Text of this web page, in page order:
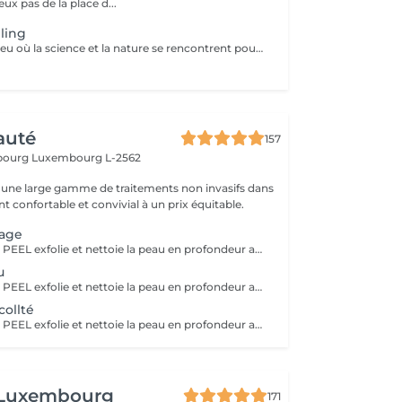
pas de la place d...
Bio phyto est le lieu où la science et la nature se rencontrent pour créer des produits aux qualités uniques et aux résultats exceptionnels. Le Peeling profond est un complexe botanique et acide salicylique hautement purifiant, oxygénant, coup d'éclat immédiat. Pour tous types de peau, efficace sur les pores dilatés, impuretés et imperfections, tâches pigmentaires, hyper kératinisation, excès de sébum et aux peaux affectées par le tabac. Immédiatement après le soin, la peau parait radieuse, dynamique et revitalisée. Les systèmes de défense naturels de la peau sont restaurés et renforcés contre d'autres dommages car ce soin agit fortement sur le renouvellement cellulaire.
157
Luxembourg L-2562
large gamme de traitements non invasifs dans
confortable et convivial à un prix équitable.
Le HOLLYWOOD PEEL exfolie et nettoie la peau en profondeur au laser pour un teint plus lisse, lumineux et des pores visiblement resserrés. La LUMINOTHÉRAPIE du visage consiste à exposer la peau à des lumières LED afin de stimuler le renouvellement cellulaire et améliorer l'éclat du teint.
Le HOLLYWOOD PEEL exfolie et nettoie la peau en profondeur au laser pour un teint plus lisse, lumineux et des pores visiblement resserrés. La LUMINOTHÉRAPIE du cou consiste à exposer la peau à des lumières LED afin de stimuler le renouvellement cellulaire et améliorer la texture de la peau.
Le HOLLYWOOD PEEL exfolie et nettoie la peau en profondeur au laser pour un teint plus lisse, lumineux et des pores visiblement resserrés. La LUMINOTHÉRAPIE du décolleté consiste à exposer la peau à des lumières LED afin de stimuler le renouvellement cellulaire et améliorer la texture de la peau.
171